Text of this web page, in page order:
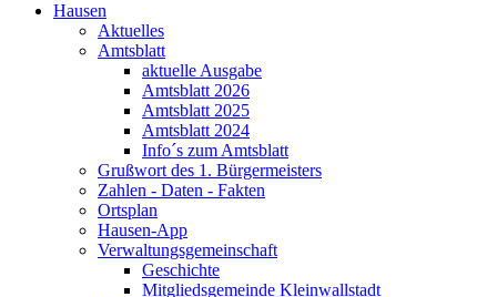
Hausen
Aktuelles
Amtsblatt
aktuelle Ausgabe
Amtsblatt 2026
Amtsblatt 2025
Amtsblatt 2024
Info´s zum Amtsblatt
Grußwort des 1. Bürgermeisters
Zahlen - Daten - Fakten
Ortsplan
Hausen-App
Verwaltungsgemeinschaft
Geschichte
Mitgliedsgemeinde Kleinwallstadt